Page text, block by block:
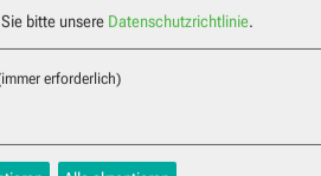
bitte unsere Datenschutzrichtlinie.
erforderlich)
*Kontakt/Impressum* Seite besuchen, wird